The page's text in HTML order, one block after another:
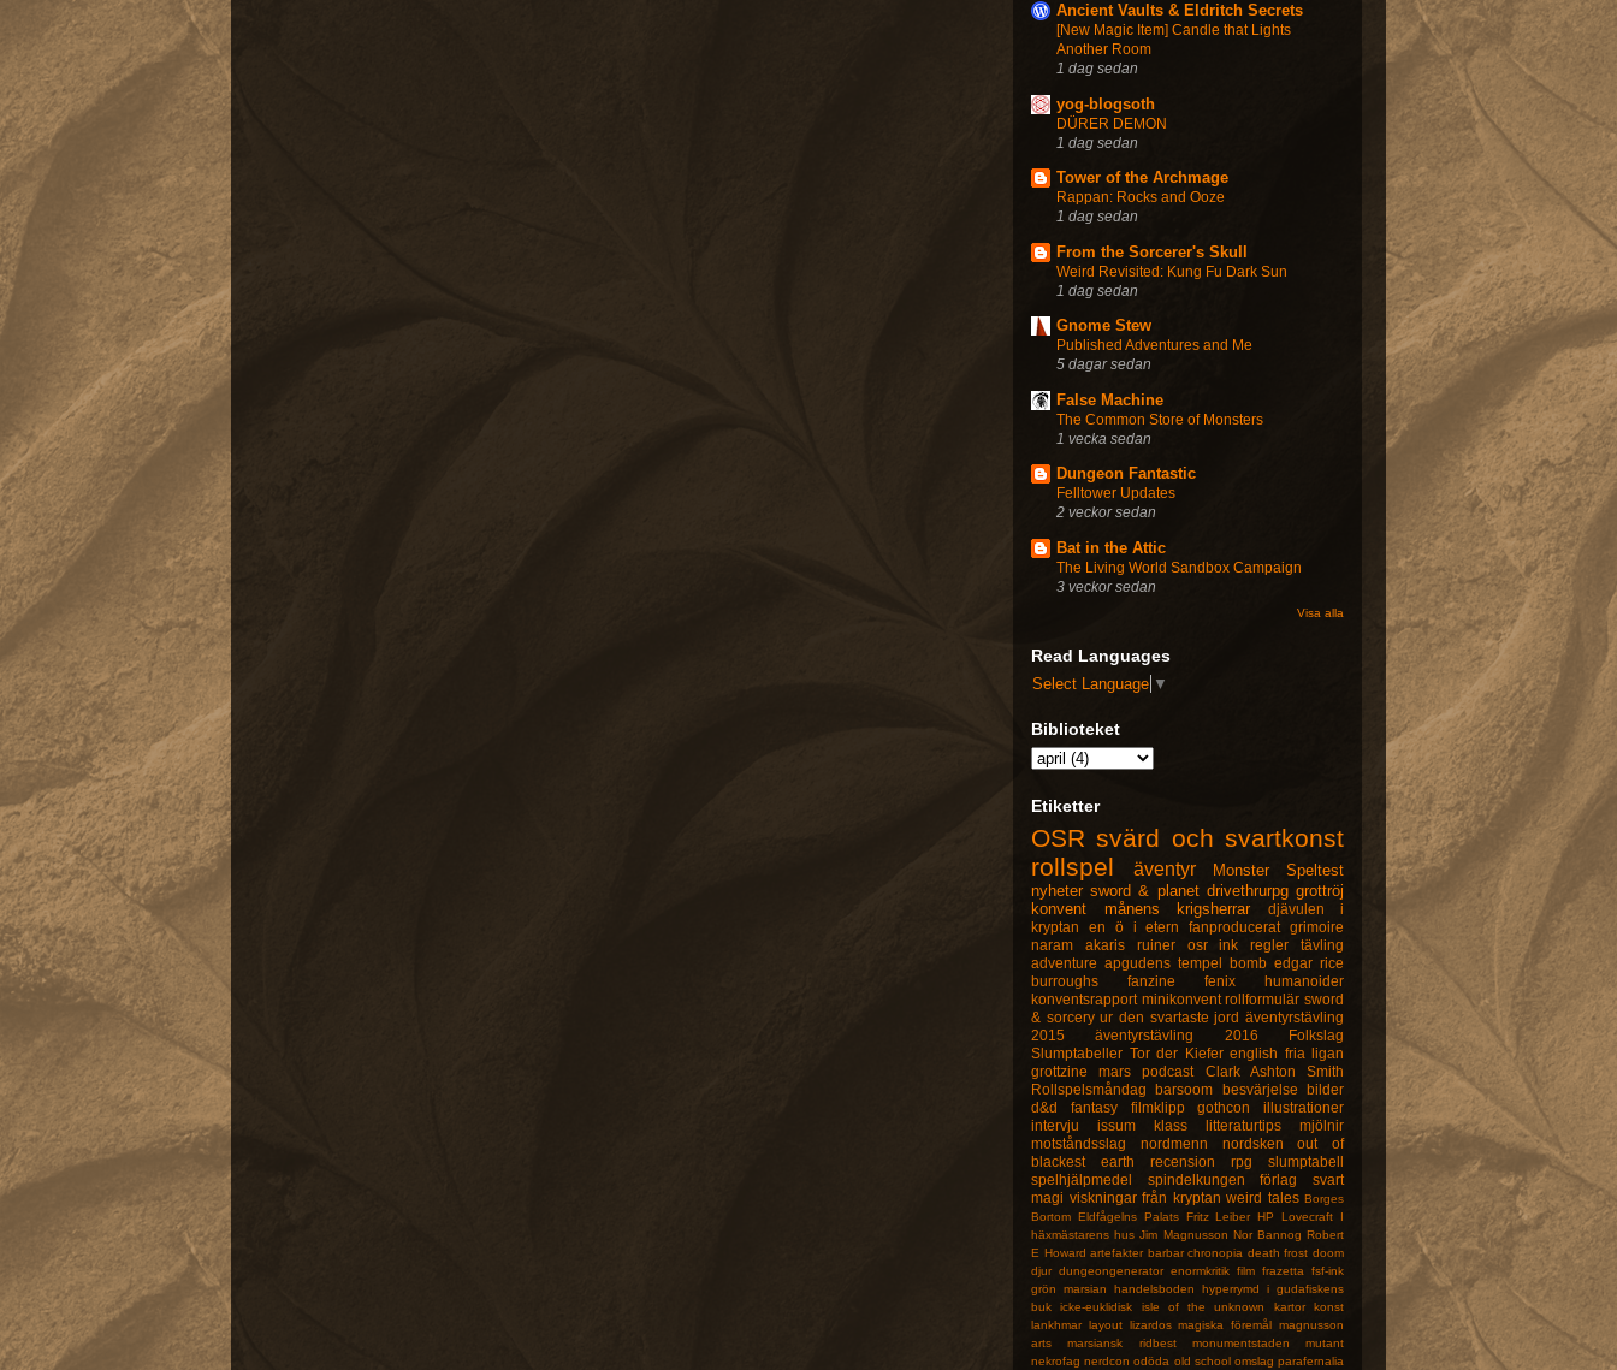
Ancient Vaults & Eldritch Secrets
[New Magic Item] Candle that Lights
Another Room
1 dag sedan
yog-blogsoth
DÜRER DEMON
1 dag sedan
Tower of the Archmage
Rappan: Rocks and Ooze
1 dag sedan
From the Sorcerer's Skull
Weird Revisited: Kung Fu Dark Sun
1 dag sedan
Gnome Stew
Published Adventures and Me
5 dagar sedan
False Machine
The Common Store of Monsters
1 vecka sedan
Dungeon Fantastic
Felltower Updates
2 veckor sedan
Bat in the Attic
The Living World Sandbox Campaign
3 veckor sedan
Visa alla
Read Languages
Select Language ▼
Biblioteket
Etiketter
OSR svärd och svartkonst
rollspel
äventyr Monster
Speltest
nyheter sword & planet drivethrurpg grottröj
konvent
månens krigsherrar
djävulen i
kryptan
en ö i etern fanproducerat
grimoire
naram akaris ruiner
osr ink regler
tävling
adventure apgudens tempel bomb edgar rice
burroughs
fanzine fenix
humanoider
konventsrapport minikonvent rollformulär sword
& sorcery ur den svartaste jord äventyrstävling
2015
äventyrstävling 2016
Folkslag
Slumptabeller Tor der Kiefer english fria ligan
grottzine
mars podcast
Clark Ashton Smith
Rollspelsmåndag
barsoom besvärjelse
bilder
d&d
fantasy filmklipp gothcon
illustrationer
intervju
issum klass litteraturtips
mjölnir
motståndsslag
nordmenn nordsken
out of
blackest earth
recension rpg
slumptabell
spelhjälpmedel
spindelkungen förlag
svart
magi viskningar från kryptan weird tales Borges
Bortom Eldfågelns Palats Fritz Leiber HP Lovecraft
I
häxmästarens hus Jim Magnusson Nor Bannog Robert
E Howard artefakter barbar chronopia death frost doom
djur dungeongenerator enormkritik film frazetta
fsf-ink
grön marsian
handelsboden hyperrymd
i gudafiskens
buk
icke-euklidisk isle of the unknown kartor
konst
lankhmar layout lizardos magiska föremål magnusson
arts
marsiansk ridbest monumentstaden
mutant
nekrofag nerdcon odöda old school omslag parafernalia